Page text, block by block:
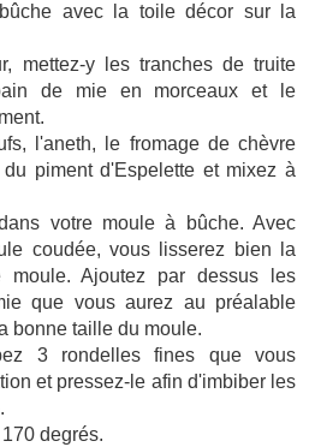
avec la toile décor sur la
mettez-y les tranches de truite
de mie en morceaux et le
l'aneth, le fromage de chèvre
piment d'Espelette et mixez à
votre moule à bûche. Avec
coudée, vous lisserez bien la
moule. Ajoutez par dessus les
que vous aurez au préalable
bonne taille du moule.
3 rondelles fines que vous
et pressez-le afin d'imbiber les
degrés.